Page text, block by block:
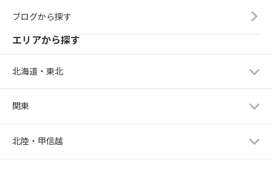
ブログから探す
エリアから探す
北海道・東北
関東
北陸・甲信越